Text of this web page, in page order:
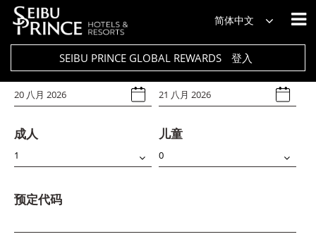
简体中文
SEIBU PRINCE GLOBAL REWARDS 登入
饭店
Select Any
入住日期 退房日期
成人 儿童
预定代码